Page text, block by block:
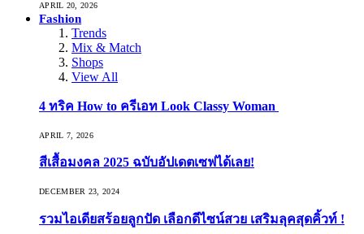
APRIL 20, 2026
Fashion
Trends
Mix & Match
Shops
View All
4 ทริค How to ครีเอท Look Classy Woman
APRIL 7, 2026
สีเสื้อมงคล 2025 ฉบับอัปเดตเซฟได้เลย!
DECEMBER 23, 2024
รวมไอเดียสร้อยลูกปัด เลือกดีไซน์สวย เสริมลุคสุดคิ้วท์ !